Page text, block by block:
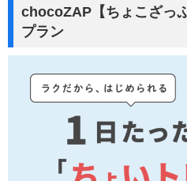
chocoZAP【ちょこざっ
プラン